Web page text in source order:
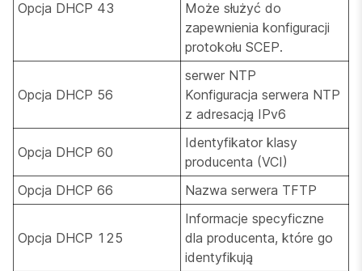
Opcja DHCP 43
Może służyć do
zapewnienia konfiguracji
protokołu SCEP.
Opcja DHCP 56
serwer NTP
Konfiguracja serwera NTP
z adresacją IPv6
Opcja DHCP 60
Identyfikator klasy
producenta (VCI)
Opcja DHCP 66
Nazwa serwera TFTP
Opcja DHCP 125
Informacje specyficzne
dla producenta, które go
identyfikują